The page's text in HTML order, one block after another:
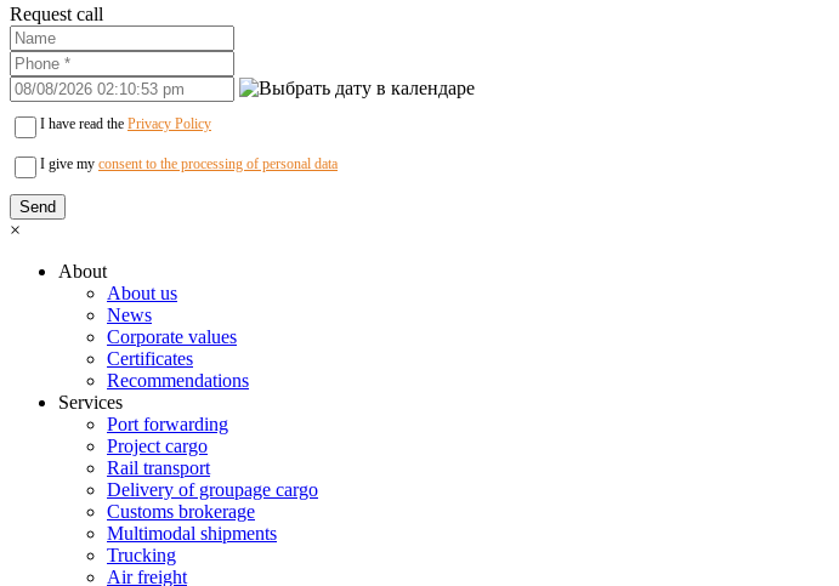
Request call
I have read the Privacy Policy
I give my consent to the processing of personal data
×
About
About us
News
Corporate values
Certificates
Recommendations
Services
Port forwarding
Project cargo
Rail transport
Delivery of groupage cargo
Сustoms brokerage
Multimodal shipments
Trucking
Air freight